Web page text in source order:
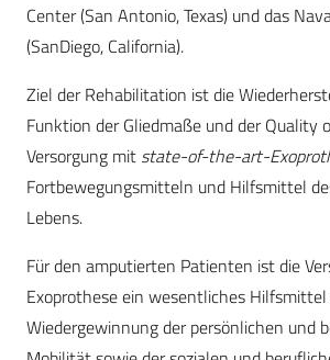
Center (San Antonio, Texas) und das
(SanDiego, California).
Ziel der Rehabilitation ist die
Funktion der Gliedmaße und der Quality
Versorgung mit state-of-the-art-
Fortbewegungsmitteln und Hilfsmittel
Lebens.
Für den amputierten Patienten ist die
Exoprothese ein wesentliches
Wiedergewinnung der persönlichen und